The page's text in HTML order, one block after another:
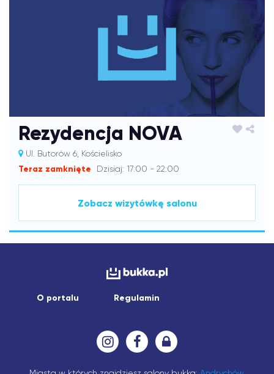
Rezydencja NOVA
Ul. Butorów 6, Kościelisko
Teraz zamknięte Dzisiaj: 17:00 - 22:00
Zobacz wizytówkę salonu
O portalu Regulamin